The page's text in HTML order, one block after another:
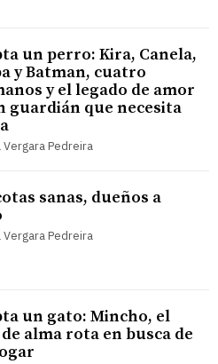
un perro: Kira, Canela,
y Batman, cuatro
y el legado de amor
guardián que necesita
Vergara Pedreira
sanas, dueños a
Vergara Pedreira
un gato: Mincho, el
alma rota en busca de